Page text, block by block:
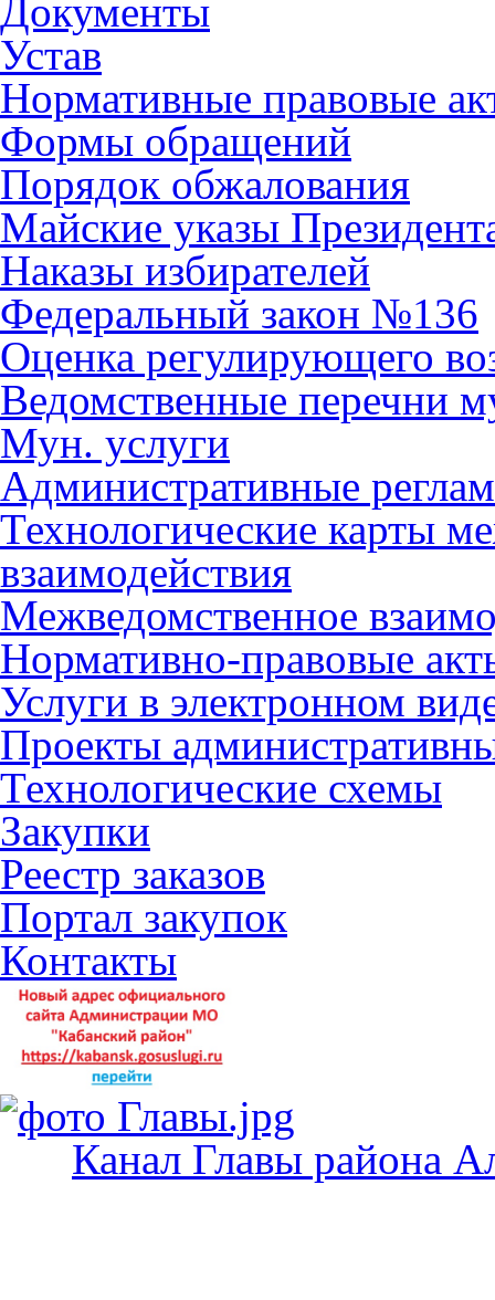
Документы
Устав
Нормативные правовые
Формы обращений
Порядок обжалования
Майские указы
Наказы избирателей
Федеральный закон №136
Оценка регулирующего
Ведомственные перечни
Мун. услуги
Административные
Технологические карты
взаимодействия
Межведомственное
Нормативно-правовые
Услуги в электронном
Проекты
Технологические схемы
Закупки
Реестр заказов
Портал закупок
Контакты
Канал Главы района